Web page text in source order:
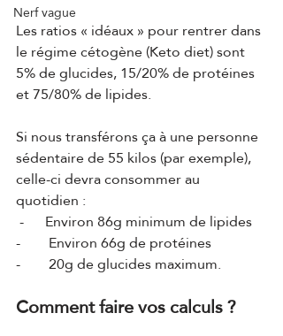
Nerf vague
Les ratios « idéaux » pour rentrer dans
le régime cétogène (Keto diet) sont
5% de glucides, 15/20% de protéines
et 75/80% de lipides.
Si nous transférons ça à une personne
sédentaire de 55 kilos (par exemple),
celle-ci devra consommer au
quotidien :
-      Environ 86g minimum de lipides
-        Environ 66g de protéines
-        20g de glucides maximum.
Comment faire vos calculs ?